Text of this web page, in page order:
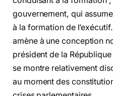
gouvernement, qui
à la formation de
amène à une conception
président de la
se montre relativement
au moment des